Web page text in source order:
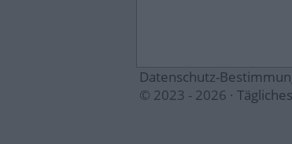
Datenschutz-
© 2023 - 2026 ·